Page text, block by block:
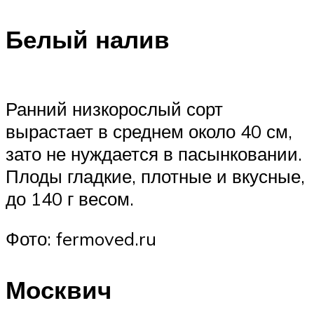
Белый налив
Ранний низкорослый сорт
вырастает в среднем около 40 см,
зато не нуждается в пасынковании.
Плоды гладкие, плотные и вкусные,
до 140 г весом.
Фото: fermoved.ru
Москвич